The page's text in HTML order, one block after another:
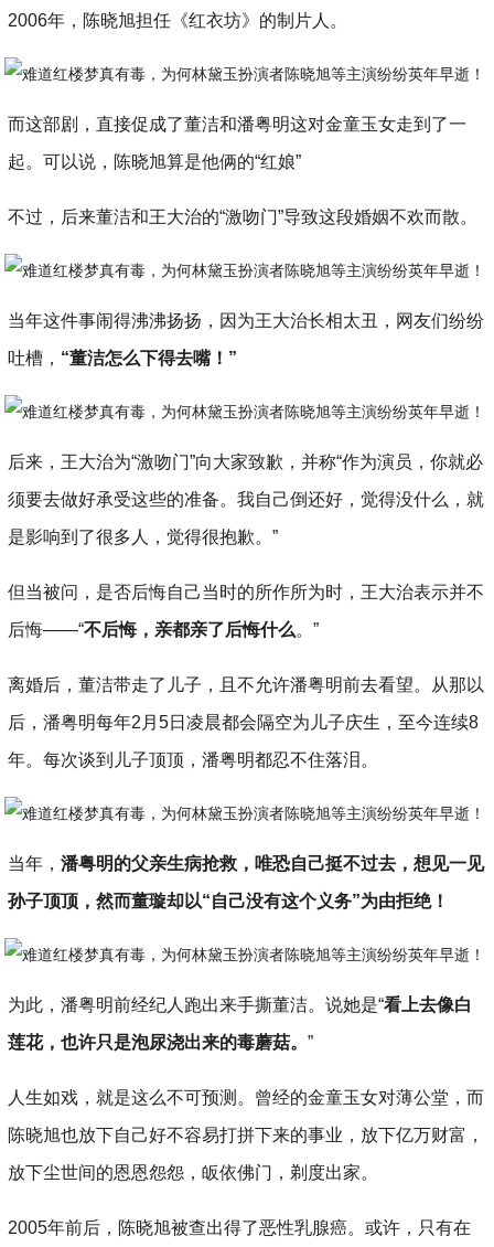
2006年，陈晓旭担任《红衣坊》的制片人。
而这部剧，直接促成了董洁和潘粤明这对金童玉女走到了一
起。可以说，陈晓旭算是他俩的“红娘”
不过，后来董洁和王大治的“激吻门”导致这段婚姻不欢而散。
当年这件事闹得沸沸扬扬，因为王大治长相太丑，网友们纷纷
吐槽， “董洁怎么下得去嘴！”
后来，王大治为“激吻门”向大家致歉，并称“作为演员，你就必
须要去做好承受这些的准备。我自己倒还好，觉得没什么，就
是影响到了很多人，觉得很抱歉。”
但当被问，是否后悔自己当时的所作所为时，王大治表示并不
后悔——“不后悔，亲都亲了后悔什么。”
离婚后，董洁带走了儿子，且不允许潘粤明前去看望。从那以
后，潘粤明每年2月5日凌晨都会隔空为儿子庆生，至今连续8
年。每次谈到儿子顶顶，潘粤明都忍不住落泪。
当年，潘粤明的父亲生病抢救，唯恐自己挺不过去，想见一见
孙子顶顶，然而董璇却以“自己没有这个义务”为由拒绝！
为此，潘粤明前经纪人跑出来手撕董洁。说她是“看上去像白
莲花，也许只是泡尿浇出来的毒蘑菇。”
人生如戏，就是这么不可预测。曾经的金童玉女对薄公堂，而
陈晓旭也放下自己好不容易打拼下来的事业，放下亿万财富，
放下尘世间的恩恩怨怨，皈依佛门，剃度出家。
2005年前后，陈晓旭被查出得了恶性乳腺癌。或许，只有在